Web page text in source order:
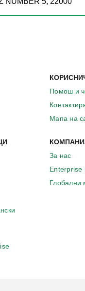
Помош и
Мапа на
За нас
Enterprise
Глобални